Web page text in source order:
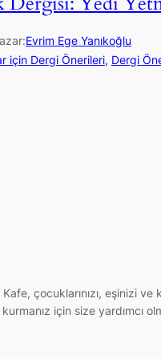
Evrim Ege Yanıkoğlu
için Dergi Önerileri, Dergi
Kafe, çocuklarınızı, eşinizi
için size yardımcı